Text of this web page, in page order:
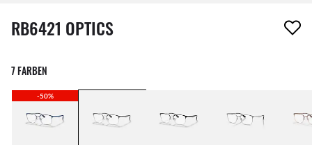
1 Artikel wurde von deiner Wunschliste entfernt
RB6421 OPTICS
7 FARBEN
-50%